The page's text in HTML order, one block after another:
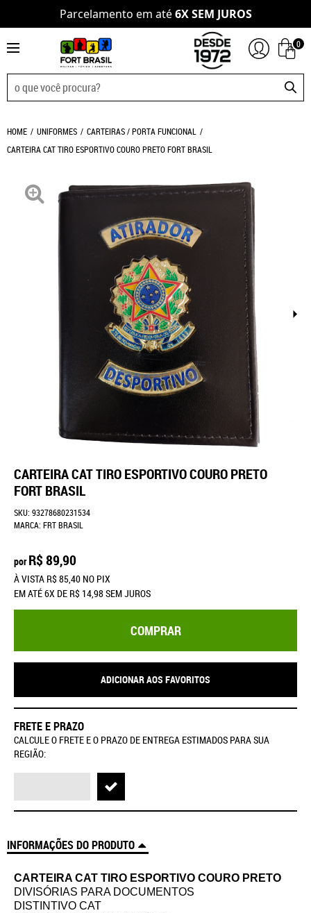
Parcelamento em até6X SEM JUROS
0
HOME UNIFORMES
CARTEIRAS / PORTA FUNCIONAL
CARTEIRA CAT TIRO ESPORTIVO COURO PRETO FORT BRASIL
CARTEIRA CAT TIRO ESPORTIVO COURO PRETO
FORT BRASIL
SKU: 93278680231534
MARCA: FRT BRASIL
por R$ 89,90
À VISTA R$ 85,40 NO PIX
EM ATÉ6X DE R$ 14,98SEM JUROS
COMPRAR
ADICIONAR AOS FAVORITOS
FRETE E PRAZO
CALCULE O FRETE E O PRAZO DE ENTREGA ESTIMADOS PARA SUA
REGIÃO:
INFORMAÇÕES DO PRODUTO
CARTEIRA CAT TIRO ESPORTIVO COURO PRETO
DIVISÓRIAS PARA DOCUMENTOS
DISTINTIVO CAT